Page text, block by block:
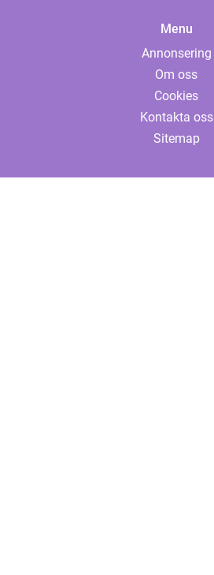
Menu
Annonsering
Om oss
Cookies
Kontakta oss
Sitemap